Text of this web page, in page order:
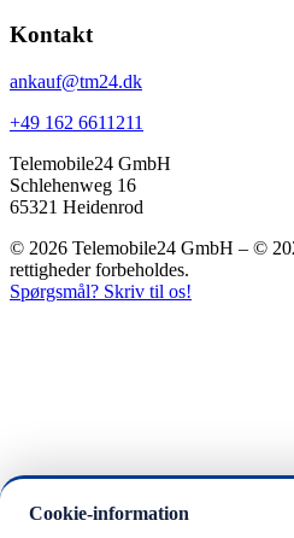
Kontakt
ankauf@tm24.dk
+49 162 6611211
Telemobile24 GmbH
Schlehenweg 16
65321 Heidenrod
© 2026 Telemobile24 GmbH – ©
rettigheder forbeholdes.
Spørgsmål? Skriv til os!
Cookie-information